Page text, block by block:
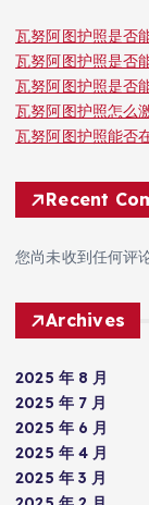
瓦努阿图护照是否
瓦努阿图护照是否
瓦努阿图护照是否
瓦努阿图护照怎么
瓦努阿图护照能否
Recent
您尚未收到任何评论
Archives
2025 年 8 月
2025 年 7 月
2025 年 6 月
2025 年 4 月
2025 年 3 月